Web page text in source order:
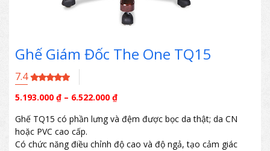
Ghế Giám Đốc The One TQ15
7.4
5.193.000 ₫ – 6.522.000 ₫
Ghế TQ15 có phần lưng và đệm được bọc da thật; da CN
hoặc PVC cao cấp.
Có chức năng điều chỉnh độ cao và độ ngả, tạo cảm giác